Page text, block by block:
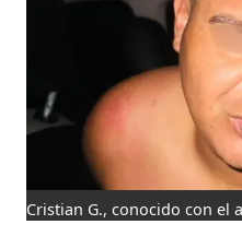
Cristian G., conocido con el